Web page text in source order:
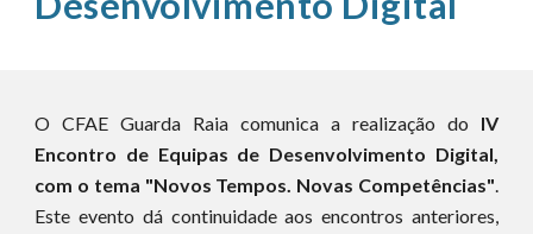
O CFAE Guarda Raia comunica a realização do IV
Encontro de Equipas de Desenvolvimento Digital,
com o tema "Novos Tempos. Novas Competências".
Este evento dá continuidade aos encontros anteriores,